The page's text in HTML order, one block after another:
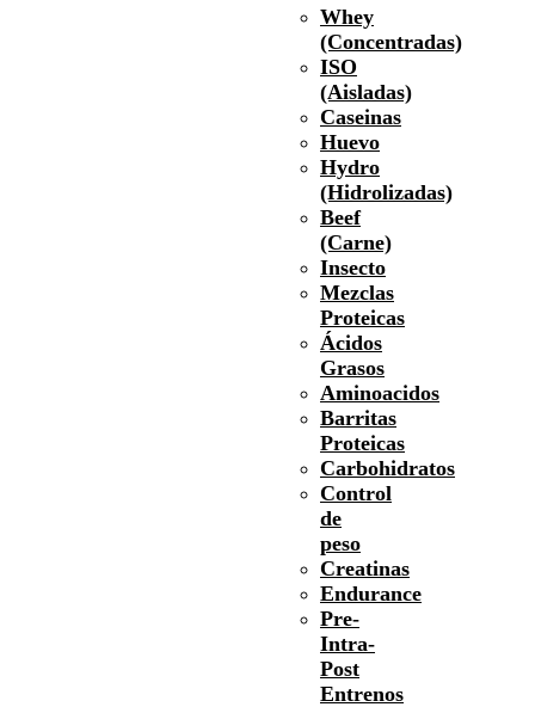
Whey
(Concentradas)
ISO
(Aisladas)
Caseinas
Huevo
Hydro
(Hidrolizadas)
Beef
(Carne)
Insecto
Mezclas
Proteicas
Ácidos
Grasos
Aminoacidos
Barritas
Proteicas
Carbohidratos
Control
de
peso
Creatinas
Endurance
Pre-
Intra-
Post
Entrenos